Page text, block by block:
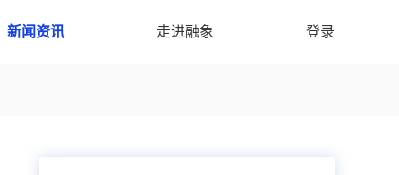
新闻资讯 走进融象 登录